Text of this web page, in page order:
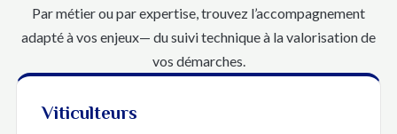
Par métier ou par expertise, trouvez l’accompagnement
adapté à vos enjeux— du suivi technique à la valorisation de
vos démarches.
Viticulteurs